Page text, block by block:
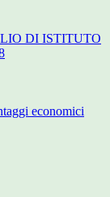
DI ISTITUTO
economici